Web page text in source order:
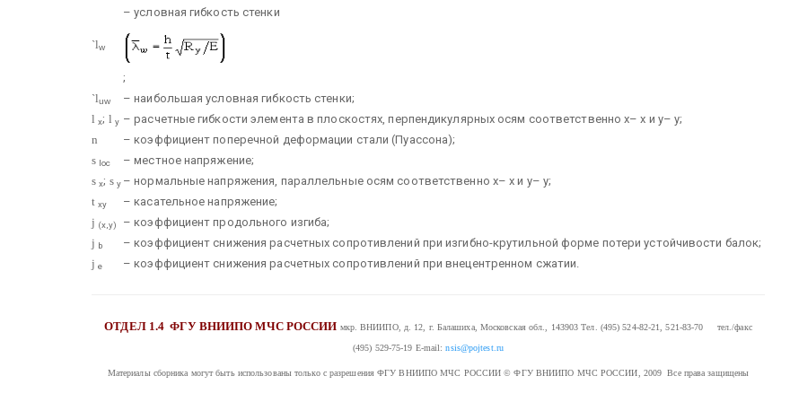
`lw
– условная гибкость стенки
;
`luw
– наибольшая условная гибкость стенки;
l х; l у – расчетные гибкости элемента в плоскостях, перпендикулярных осям соответственно х– х и у– у;
n
– коэффициент поперечной деформации стали (Пуассона);
s loc
– местное напряжение;
s х; s у – нормальные напряжения, параллельные осям соответственно х– х и у– у;
t ху
– касательное напряжение;
j (х,у)
– коэффициент продольного изгиба;
j b
– коэффициент снижения расчетных сопротивлений при изгибно-крутильной форме потери устойчивости балок;
j е – коэффициент снижения расчетных сопротивлений при внецентренном сжатии.
ОТДЕЛ 1.4ФГУ ВНИИПО МЧС РОССИИ мкр. ВНИИПО, д. 12, г. Балашиха, Московская обл., 143903 Тел. (495) 524-82-21, 521-83-70 тел./факс
(495) 529-75-19 E-mail:nsis@pojtest.ru
Материалы сборника могут быть использованы только с разрешения ФГУ ВНИИПО МЧС РОССИИ © ФГУ ВНИИПО МЧС РОССИИ, 2009 Все права защищены